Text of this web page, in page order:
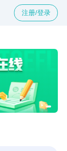
注册/登录